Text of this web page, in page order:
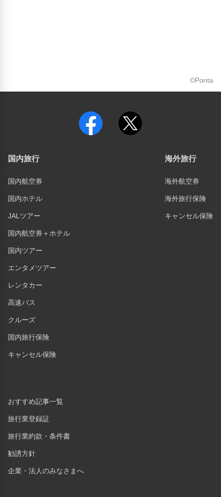
©Ponta
国内旅行
国内航空券
国内ホテル
JALツアー
国内航空券＋ホテル
国内ツアー
エンタメツアー
レンタカー
高速バス
クルーズ
国内旅行保険
キャンセル保険
おすすめ記事一覧
旅行業登録証
旅行業約款・条件書
勧誘方針
企業・法人のみなさまへ
海外旅行
海外航空券
海外旅行保険
キャンセル保険